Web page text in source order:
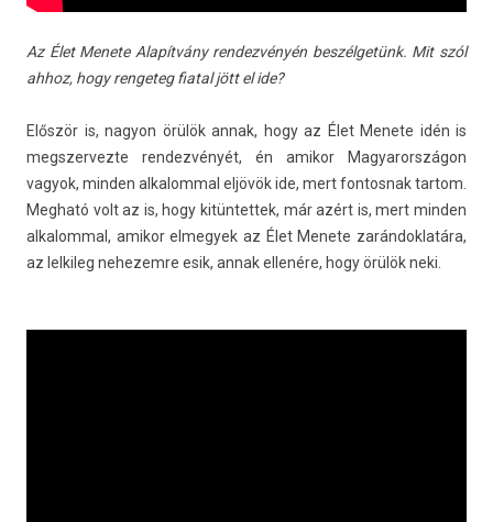
Az Élet Menete Alapítvány re­ndez­vényén beszélgetünk. Mit szól
ahhoz, hogy re­ngeteg fiat­al jött el ide?
Először is, nagyon örülök annak, hogy az Élet Menete idén is
megszer­vezte re­ndez­vényét, én amikor Magyarországon
vagyok, mind­en al­kalomm­al eljövök ide, mert fon­tosnak tar­tom.
Meg­ható volt az is, hogy kitün­tettek, már azért is, mert mind­en
al­kalomm­al, amikor el­megyek az Élet Menete zarán­doklatára,
az lel­kileg nehezem­re esik, annak ellenére, hogy örülök neki.